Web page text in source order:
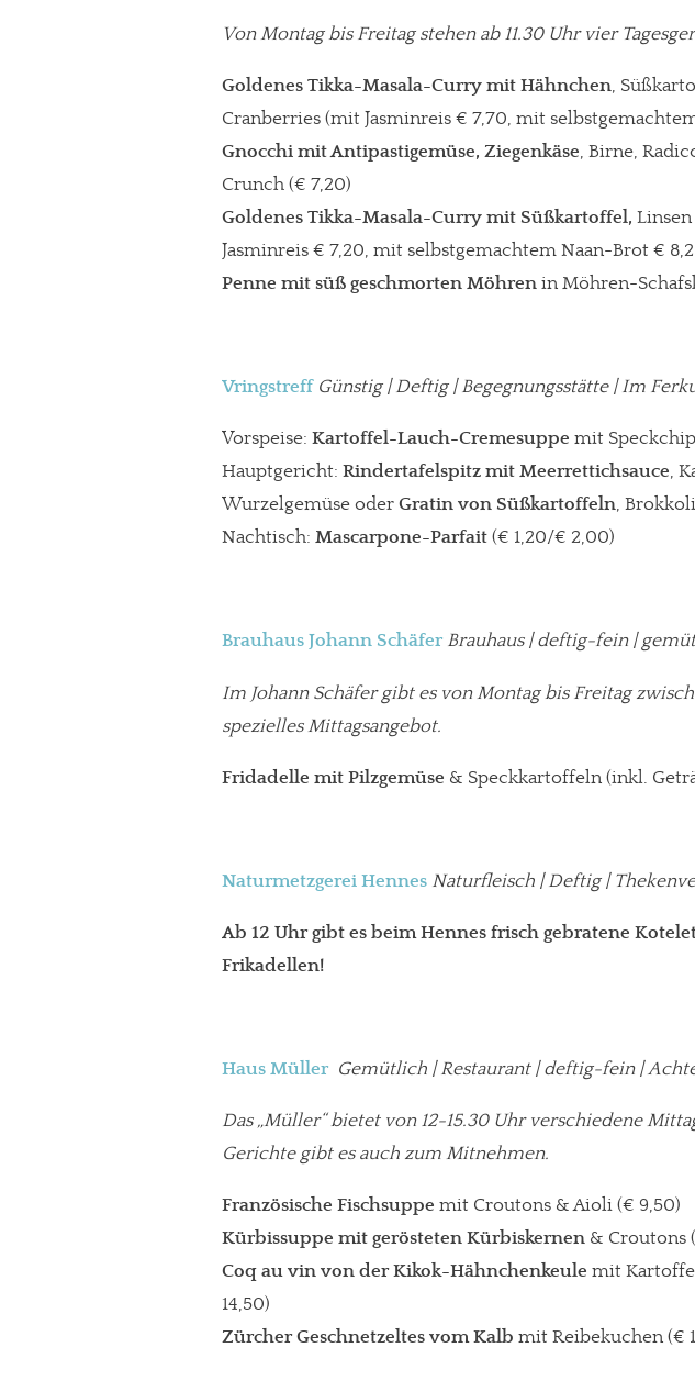
In eigener Sache
Dir gefällt unsere Arbeit?
Solltest Du unsere unabhängige Berichterstattung schätzen, kannst
JETZT SPENDEN Schon erledigt!
Von Montag bis Freitag stehen ab 11.30 Uhr vier
Goldenes Tikka-Masala-Curry mit Hähnchen,
Cranberries (mit Jasminreis € 7,70, mit
Gnocchi mit Antipastigemüse, Ziegenkäse, Birne,
Crunch (€ 7,20)
Goldenes Tikka-Masala-Curry mit Süßkartoffel,
Jasminreis € 7,20, mit selbstgemachtem Naan-Brot €
Penne mit süß geschmorten Möhren in Möhren-
Vringstreff Günstig | Deftig | Begegnungsstätte | Im
Vorspeise: Kartoffel-Lauch-Cremesuppe mit
Hauptgericht: Rindertafelspitz mit Meerrettichsauce,
Wurzelgemüse oder Gratin von Süßkartoffeln,
Nachtisch: Mascarpone-Parfait (€ 1,20/€ 2,00)
Brauhaus Johann Schäfer Brauhaus | deftig-fein |
Im Johann Schäfer gibt es von Montag bis Freitag
spezielles Mittagsangebot.
Fridadelle mit Pilzgemüse & Speckkartoffeln (inkl.
Naturmetzgerei Hennes Naturfleisch | Deftig |
Ab 12 Uhr gibt es beim Hennes frisch gebratene
Frikadellen!
Haus Müller Gemütlich | Restaurant | deftig-fein |
Das „Müller“ bietet von 12-15.30 Uhr verschiedene
Gerichte gibt es auch zum Mitnehmen.
Französische Fischsuppe mit Croutons & Aioli (€ 9,50)
Kürbissuppe mit gerösteten Kürbiskernen & Croutons
Coq au vin von der Kikok-Hähnchenkeule mit
14,50)
Zürcher Geschnetzeltes vom Kalb mit Reibekuchen (€